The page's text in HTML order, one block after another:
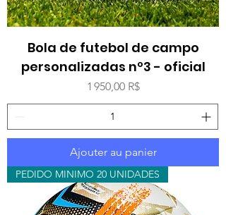
Bola de futebol de campo
personalizadas nº3 - oficial
Prix
1 950,00 R$
Ajouter au panier
PEDIDO MINIMO 20 UNIDADES